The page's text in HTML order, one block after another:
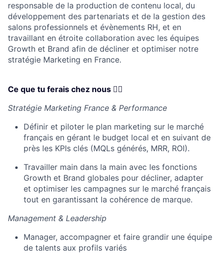
responsable de la production de contenu local, du
développement des partenariats et de la gestion des
salons professionnels et évènements RH, et en
travaillant en étroite collaboration avec les équipes
Growth et Brand afin de décliner et optimiser notre
stratégie Marketing en France.
Ce que tu ferais chez nous 👇🏼
Stratégie Marketing France & Performance
Définir et piloter le plan marketing sur le marché
français en gérant le budget local et en suivant de
près les KPIs clés (MQLs générés, MRR, ROI).
Travailler main dans la main avec les fonctions
Growth et Brand globales pour décliner, adapter
et optimiser les campagnes sur le marché français
tout en garantissant la cohérence de marque.
Management & Leadership
Manager, accompagner et faire grandir une équipe
de talents aux profils variés